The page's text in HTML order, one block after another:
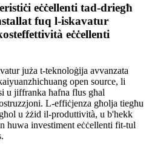
eċċellenti tad-driegħ
fuq l-iskavatur
eċċellenti
juża t-teknoloġija avvanzata
open source, li
u jiffranka ħafna flus għal
L-effiċjenza għolja tiegħu
u żżid il-produttività, u b'hekk
huwa investiment eċċellenti fit-tul